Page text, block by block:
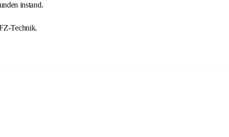
instand.
Technik.